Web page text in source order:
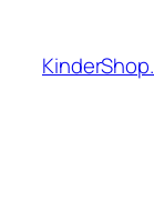
content